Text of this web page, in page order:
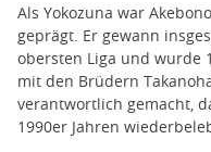
Als Yokozuna war
geprägt. Er gewann
obersten Liga und wurde
mit den Brüdern
verantwortlich gemacht,
1990er Jahren